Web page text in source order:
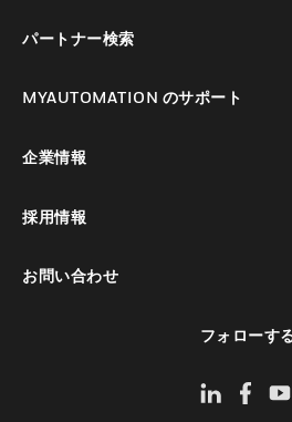
パートナー検索
MYAUTOMATION のサポート
企業情報
採用情報
お問い合わせ
フォローす